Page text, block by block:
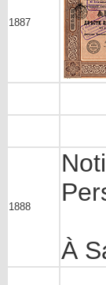
1887
1888
À